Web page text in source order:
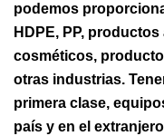
podemos
HDPE, PP,
cosméticos,
otras industrias.
primera clase,
país y en el